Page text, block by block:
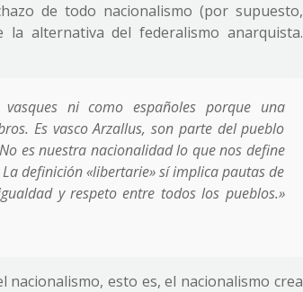
de todo nacionalismo (por supuesto,
alternativa del federalismo anarquista.
ni como españoles porque una
Es vasco Arzallus, son parte del pueblo
es nuestra nacionalidad lo que nos define
definición «libertarie» sí implica pautas de
y respeto entre todos los pueblos.»
esto es, el nacionalismo crea